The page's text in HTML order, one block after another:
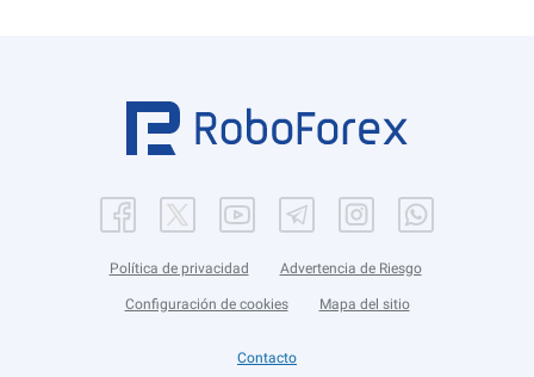
Política de privacidad Advertencia de Riesgo
Configuración de cookies Mapa del sitio
Contacto